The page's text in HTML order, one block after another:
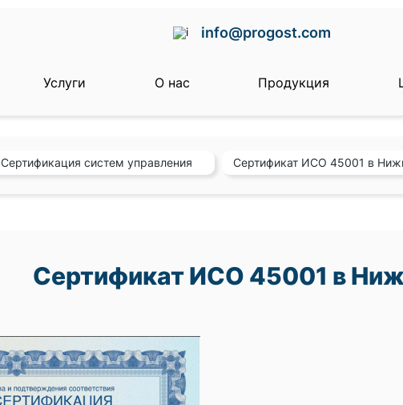
info@progost.com
Услуги О нас Продукция
Сертификация систем управления Сертификат ИСО 45001 в
Сертификат ИСО 45001 в